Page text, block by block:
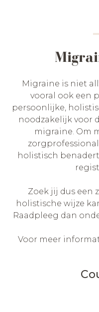
Migraine is niet
vooral ook een
persoonlijke,
noodzakelijk voor
migraine. Om
holistisch
Zoek jij dus een
holistische wijze
Raadpleeg dan
Voor meer